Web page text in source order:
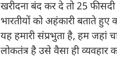
खरीदना बंद कर दे तो 25
भारतीयों को अहंकारी बताते
यह हमारी संप्रभुता है, हम जहां
लोकतंत्र है उसे वैसा ही व्यवहार